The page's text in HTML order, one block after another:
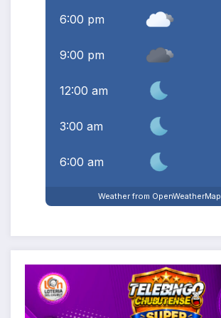
6:00 pm
9:00 pm
12:00 am
3:00 am
6:00 am
Weather from OpenWeatherMap